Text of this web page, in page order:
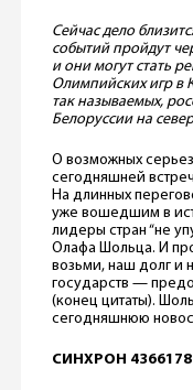
Сейчас дело
событий пройдут
и они могут стать
Олимпийских игр в
так называемых,
Белоруссии на
О возможных
сегодняшней
На длинных
уже вошедшим в
лидеры стран “не
Олафа Шольца. И
возьми, наш долг и
государств —
(конец цитаты).
сегодняшнюю
СИНХРОН 4366178